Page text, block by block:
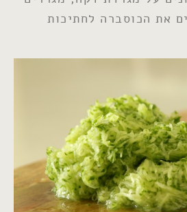
את הכוסברה לחתיכות